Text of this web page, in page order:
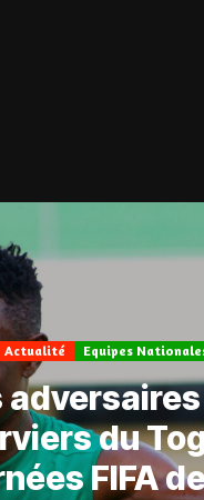
Actualité Equipes
du
FIFA